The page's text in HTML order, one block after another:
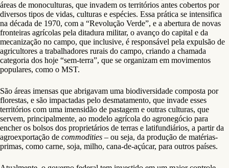
áreas de monoculturas, que invadem os territórios antes cobertos por
diversos tipos de vidas, culturas e espécies. Essa prática se intensifica
na década de 1970, com a “Revolução Verde”, e a abertura de novas
fronteiras agrícolas pela ditadura militar, o avanço do capital e da
mecanização no campo, que inclusive, é responsável pela expulsão de
agricultores a trabalhadores rurais do campo, criando a chamada
categoria dos hoje “sem-terra”, que se organizam em movimentos
populares, como o MST.
São áreas imensas que abrigavam uma biodiversidade composta por
florestas, e são impactadas pelo desmatamento, que invade esses
territórios com uma imensidão de pastagem e outras culturas, que
servem, principalmente, ao modelo agrícola do agronegócio para
encher os bolsos dos proprietários de terras e latifundiários, a partir da
agroexportação de commodities – ou seja, da produção de matérias-
primas, como carne, soja, milho, cana-de-açúcar, para outros países.